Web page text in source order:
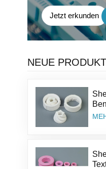
Jetzt erkunden
NEUE